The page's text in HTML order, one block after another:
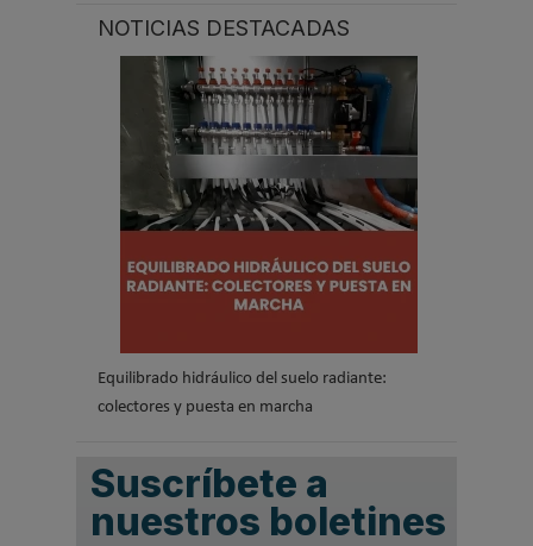
NOTICIAS DESTACADAS
Equilibrado hidráulico del suelo radiante:
colectores y puesta en marcha
Suscríbete a
nuestros boletines